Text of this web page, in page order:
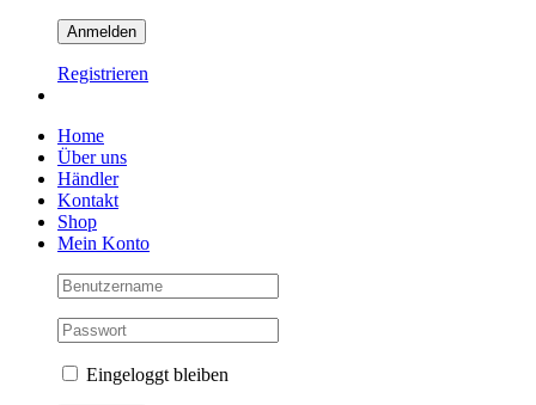
Registrieren
Home
Über uns
Händler
Kontakt
Shop
Mein Konto
Eingeloggt bleiben